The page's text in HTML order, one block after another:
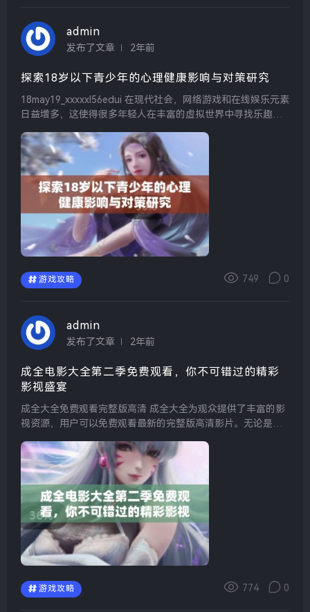
admin
发布了文章 2年前
探索18岁以下青少年的心理健康影响与对策研究
18may19_xxxxxl56edui 在现代社会，网络游戏和在线娱乐元素
日益增多，这使得很多年轻人在丰富的虚拟世界中寻找乐趣。1
以在这里享...
游戏攻略 749 0
admin
发布了文章 2年前
成全电影大全第二季免费观看，你不可错过的精彩
影视盛宴
成全大全免费观看完整版高清 成全大全为观众提供了丰富的影
视资源，用户可以免费观看最新的完整版高清影片。无论是经
致，确保每个用户都能享受到高品质的影视体验。...
游戏攻略 774 0